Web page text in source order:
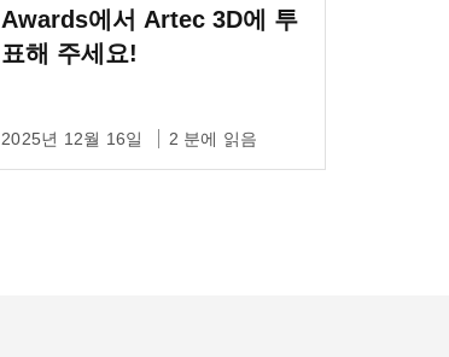
Awards에서 Artec 3D에 투
표해 주세요!
2025년 12월 16일 2 분에 읽음